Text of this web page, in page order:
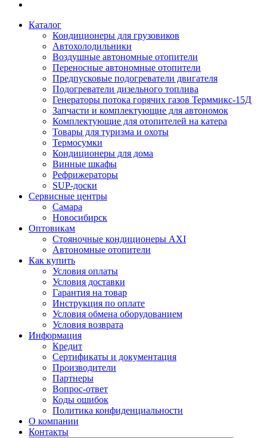
Каталог
Кондиционеры для грузовиков
Автохолодильники
Воздушные автономные отопители
Переносные автономные отопители
Предпусковые подогреватели двигателя
Подогреватели дизельного топлива
Генераторы потока горячих газов Терммикс-15Д
Запчасти и комплектующие для автономок
Комплектующие для отопителей на катера
Товары для туризма и охоты
Термосумки
Кондиционеры для дома
Винные шкафы
Рефрижераторы
SUP-доски
Сервисные центры
Самара
Новосибирск
Оптовикам
Стояночные кондиционеры AXI
Автономные отопители
Как купить
Условия оплаты
Условия доставки
Гарантия на товар
Инструкция по оплате
Условия обмена оборудованием
Условия возврата
Информация
Кредит
Сертификаты и документация
Производители
Партнеры
Вопрос-ответ
Коды ошибок
Политика конфиденциальности
О компании
Контакты